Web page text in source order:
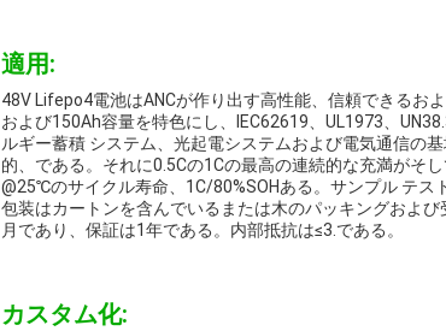
適用:
48V Lifepo4電池はANCが作り出す高性能、信頼できるお
および150Ah容量を特色にし、IEC62619、UL1973、
ルギー蓄積 システム、光起電システムおよび電気通信の
的、である。それに0.5Cの1Cの最高の連続的な充満がそ
@25℃のサイクル寿命、1C/80%SOHある。サンプル テス
包装はカートンを含んでいるまたは木のパッキングおよ
月であり、保証は1年である。内部抵抗は≤3.である。
カスタム化: